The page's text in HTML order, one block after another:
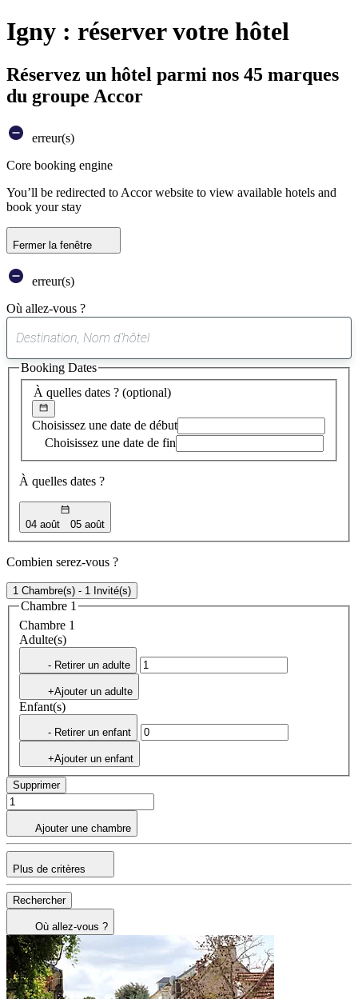
Igny : réserver votre hôtel
Réservez un hôtel parmi nos 45 marques
du groupe Accor
erreur(s)
Core booking engine
You’ll be redirected to Accor website to view available hotels and
book your stay
Fermer la fenêtre
erreur(s)
Où allez-vous ?
suggestion
trouvée
À quelles dates ? (optional)
Choisissez une date de début
Choisissez une date de fin
À quelles dates ?
04 août 05 août
Booking Dates
Combien serez-vous ?
1 Chambre(s) - 1 Invité(s)
Chambre 1
Chambre 1
Adulte(s)
- Retirer un adulte
+Ajouter un adulte
Enfant(s)
- Retirer un enfant
+Ajouter un enfant
Supprimer
Ajouter une chambre
Plus de critères
Rechercher
Où allez-vous ?